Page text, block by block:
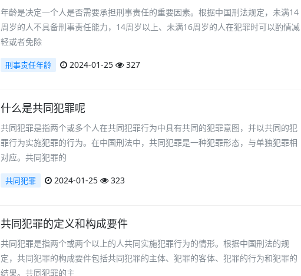
年龄是决定一个人是否需要承担刑事责任的重要因素。根据中国刑法规定，未满14
周岁的人不具备刑事责任能力，14周岁以上、未满16周岁的人在犯罪时可以酌情减
轻或者免除
刑事责任年龄 2024-01-25 327
什么是共同犯罪呢
共同犯罪是指两个或多个人在共同犯罪行为中具有共同的犯罪意图，并以共同的犯
罪行为实施犯罪的行为。在中国刑法中，共同犯罪是一种犯罪形态，与单独犯罪相
对应。共同犯罪的
共同犯罪 2024-01-25 323
共同犯罪的定义和构成要件
共同犯罪是指两个或两个以上的人共同实施犯罪行为的情形。根据中国刑法的规
定，共同犯罪的构成要件包括共同犯罪的主体、犯罪的客体、犯罪的行为和犯罪的
结果。共同犯罪的主